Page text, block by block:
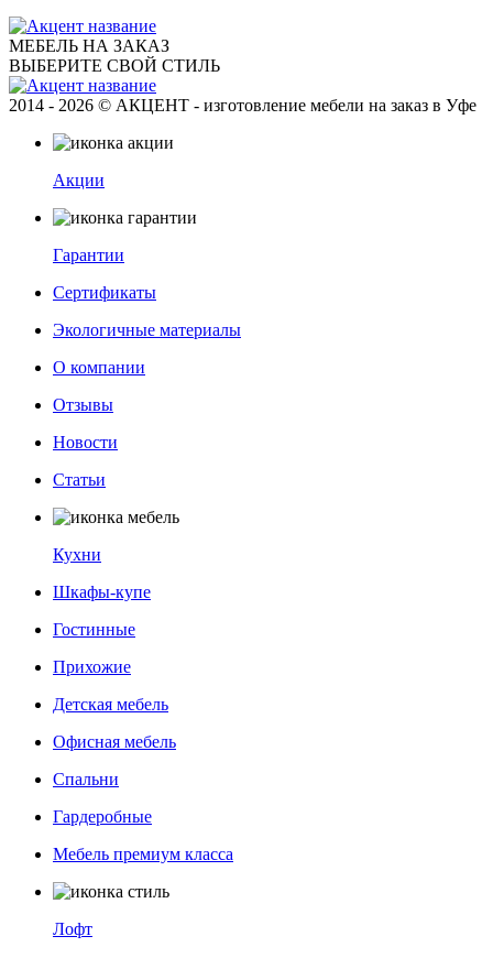
МЕБЕЛЬ НА ЗАКАЗ
ВЫБЕРИТЕ СВОЙ СТИЛЬ
2014 - 2026 © АКЦЕНТ - изготовление мебели на заказ в Уфе
Акции
Гарантии
Сертификаты
Экологичные материалы
О компании
Отзывы
Новости
Статьи
Кухни
Шкафы-купе
Гостинные
Прихожие
Детская мебель
Офисная мебель
Спальни
Гардеробные
Мебель премиум класса
Лофт